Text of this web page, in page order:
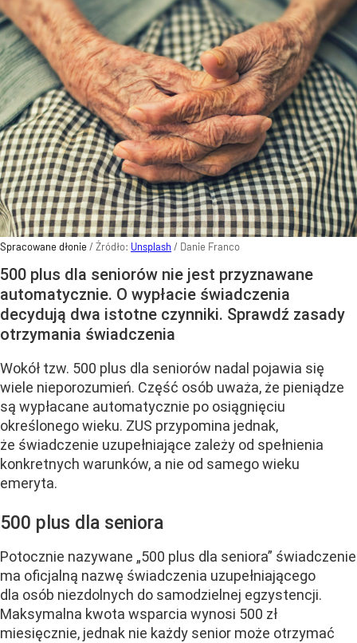
Spracowane dłonie/ Źródło: Unsplash / Danie Franco
500 plus dla seniorów nie jest przyznawane
automatycznie. O wypłacie świadczenia
decydują dwa istotne czynniki. Sprawdź zasady
otrzymania świadczenia
Wokół tzw. 500 plus dla seniorów nadal pojawia się
wiele nieporozumień. Część osób uważa, że pieniądze
są wypłacane automatycznie po osiągnięciu
określonego wieku. ZUS przypomina jednak,
że świadczenie uzupełniające zależy od spełnienia
konkretnych warunków, a nie od samego wieku
emeryta.
500 plus dla seniora
Potocznie nazywane „500 plus dla seniora” świadczenie
ma oficjalną nazwę świadczenia uzupełniającego
dla osób niezdolnych do samodzielnej egzystencji.
Maksymalna kwota wsparcia wynosi 500 zł
miesięcznie, jednak nie każdy senior może otrzymać